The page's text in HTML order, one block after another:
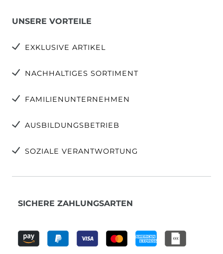
UNSERE VORTEILE
EXKLUSIVE ARTIKEL
NACHHALTIGES SORTIMENT
FAMILIENUNTERNEHMEN
AUSBILDUNGSBETRIEB
SOZIALE VERANTWORTUNG
SICHERE ZAHLUNGSARTEN